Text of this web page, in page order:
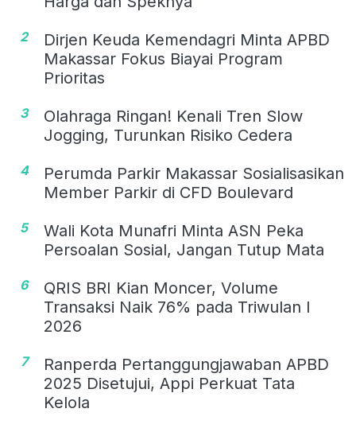
2
Dirjen Keuda Kemendagri Minta APBD
Makassar Fokus Biayai Program
Prioritas
3
Olahraga Ringan! Kenali Tren Slow
Jogging, Turunkan Risiko Cedera
4
Perumda Parkir Makassar Sosialisasikan
Member Parkir di CFD Boulevard
5
Wali Kota Munafri Minta ASN Peka
Persoalan Sosial, Jangan Tutup Mata
6
QRIS BRI Kian Moncer, Volume
Transaksi Naik 76% pada Triwulan I
2026
7
Ranperda Pertanggungjawaban APBD
2025 Disetujui, Appi Perkuat Tata
Kelola